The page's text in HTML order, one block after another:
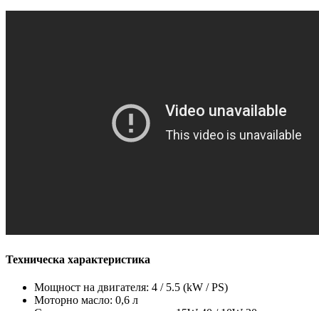
Техническа характеристика
Мощност на двигателя: 4 / 5.5 (kW / PS)
Моторно масло: 0,6 л